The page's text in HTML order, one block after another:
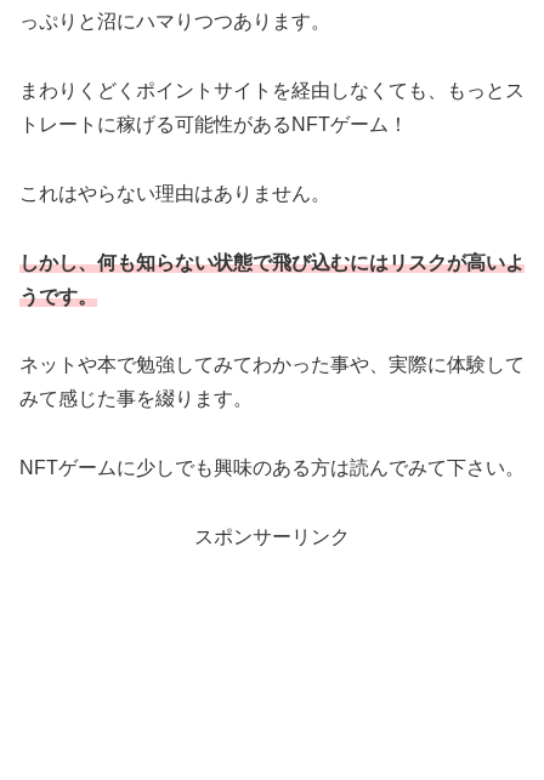
っぷりと沼にハマりつつあります。
まわりくどくポイントサイトを経由しなくても、もっとス
トレートに稼げる可能性があるNFTゲーム！
これはやらない理由はありません。
しかし、何も知らない状態で飛び込むにはリスクが高いよ
うです。
ネットや本で勉強してみてわかった事や、実際に体験して
みて感じた事を綴ります。
NFTゲームに少しでも興味のある方は読んでみて下さい。
スポンサーリンク